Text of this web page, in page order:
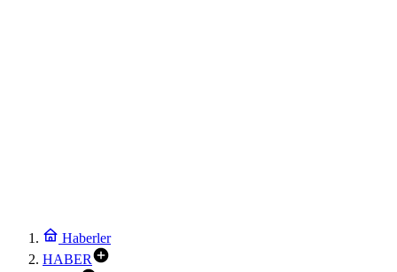
Haberler
HABER